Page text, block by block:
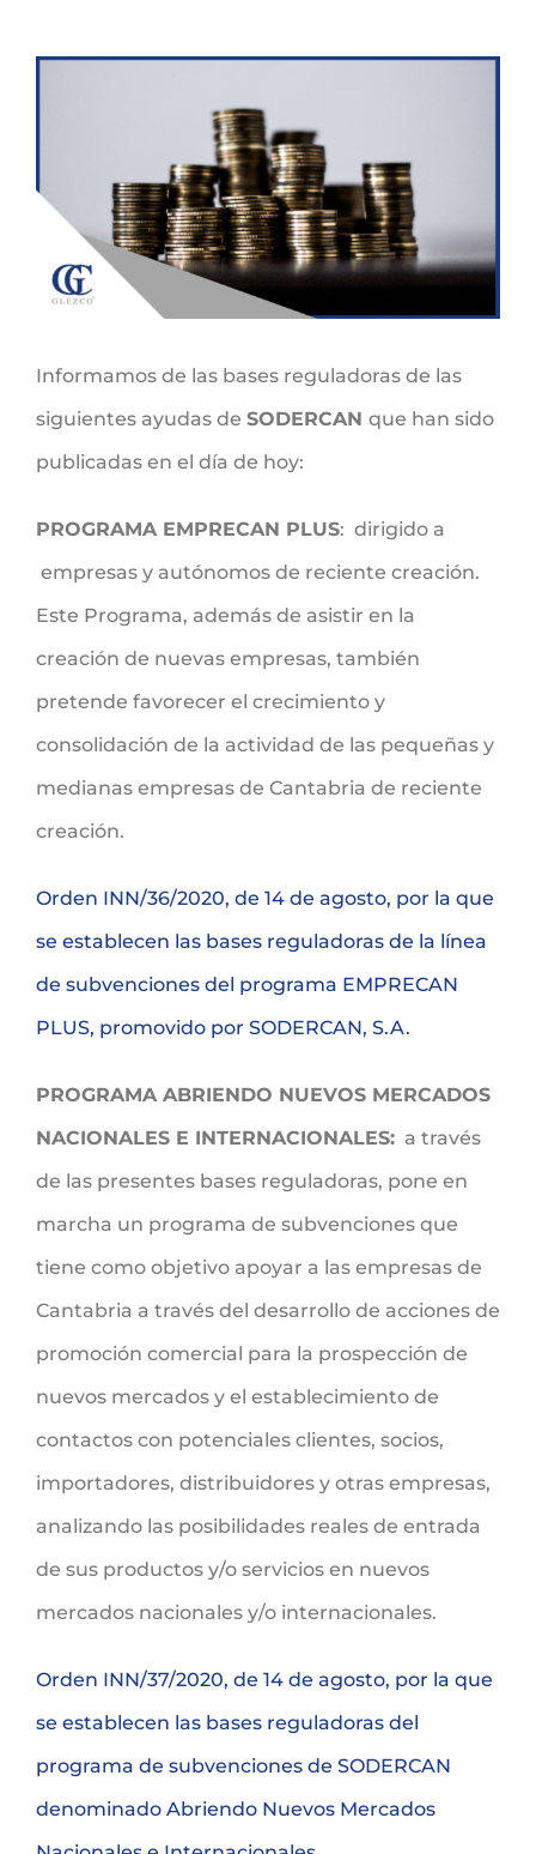
grande
Informamos de las bases reguladoras de las
siguientes ayudas de SODERCAN que han sido
publicadas en el día de hoy:
PROGRAMA EMPRECAN PLUS: dirigido a
empresas y autónomos de reciente creación.
Este Programa, además de asistir en la
creación de nuevas empresas, también
pretende favorecer el crecimiento y
consolidación de la actividad de las pequeñas y
medianas empresas de Cantabria de reciente
creación.
Orden INN/36/2020, de 14 de agosto, por la que
se establecen las bases reguladoras de la línea
de subvenciones del programa EMPRECAN
PLUS, promovido por SODERCAN, S.A.
PROGRAMA ABRIENDO NUEVOS MERCADOS
NACIONALES E INTERNACIONALES: a través
de las presentes bases reguladoras, pone en
marcha un programa de subvenciones que
tiene como objetivo apoyar a las empresas de
Cantabria a través del desarrollo de acciones de
promoción comercial para la prospección de
nuevos mercados y el establecimiento de
contactos con potenciales clientes, socios,
importadores, distribuidores y otras empresas,
analizando las posibilidades reales de entrada
de sus productos y/o servicios en nuevos
mercados nacionales y/o internacionales.
Orden INN/37/2020, de 14 de agosto, por la que
se establecen las bases reguladoras del
programa de subvenciones de SODERCAN
denominado Abriendo Nuevos Mercados